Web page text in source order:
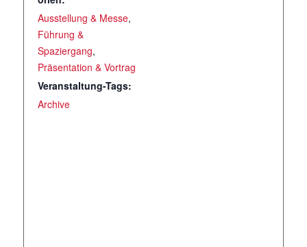
Ausstellung & Messe,
Führung &
Spaziergang,
Präsentation & Vortrag
Veranstaltung-Tags:
Archive